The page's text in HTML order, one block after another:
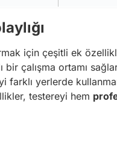
için çeşitli ek
bir çalışma ortamı
yerlerde
testereyi hem